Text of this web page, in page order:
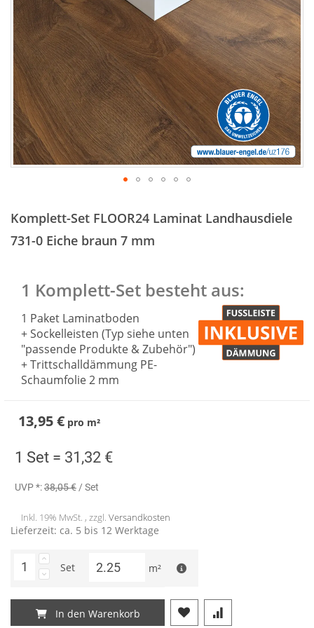
der
Bildergalerie
springen
Komplett-Set FLOOR24 Laminat Landhausdiele
731-0 Eiche braun 7 mm
1 Komplett-Set besteht aus:
1 Paket Laminatboden
+ Sockelleisten (Typ siehe unten
"passende Produkte & Zubehör")
+ Trittschalldämmung PE-
Schaumfolie 2 mm
13,95 € pro m²
1 Set = 31,32 €
UVP *:38,05 € / Set
Inkl. 19% MwSt. , zzgl. Versandkosten
Lieferzeit: ca. 5 bis 12 Werktage
Set m²
In den Warenkorb